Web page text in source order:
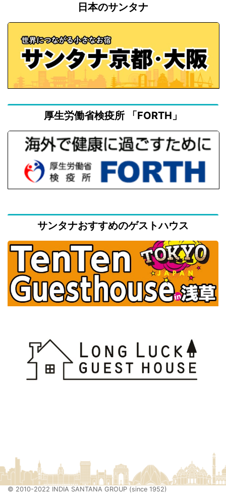
日本のサンタナ
厚生労働省検疫所 「FORTH」
サンタナおすすめのゲストハウス
© 2010-2022 INDIA SANTANA GROUP (since 1952)